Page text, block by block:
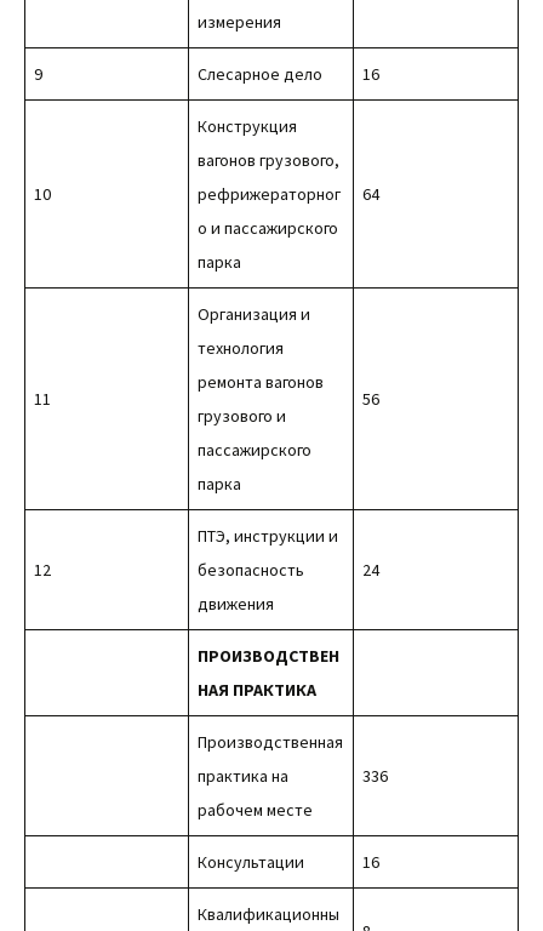
измерения
9 Слесарное дело 16
10
Конструкция
вагонов грузового,
рефрижераторног
о и пассажирского
парка
64
11
Организация и
технология
ремонта вагонов
грузового и
пассажирского
парка
56
12
ПТЭ, инструкции и
безопасность
движения
24
ПРОИЗВОДСТВЕН
НАЯ ПРАКТИКА
Производственная
практика на
рабочем месте
336
Консультации 16
Квалификационны